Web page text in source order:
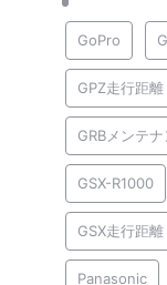
GoPro
GPZ走行距離
GRBメンテナ
GSX-R1000
GSX走行距離
Panasonic